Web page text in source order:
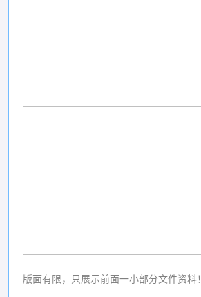
版面有限，只展示前面一小部分文件资料！